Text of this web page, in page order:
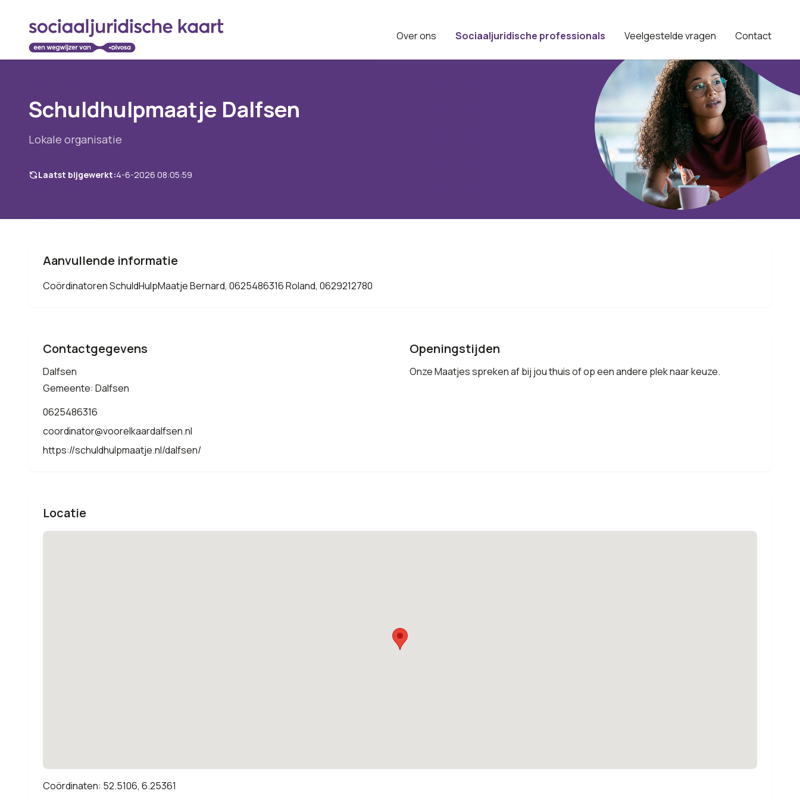
Over ons Sociaaljuridische professionals Veelgestelde vragen Contact
Schuldhulpmaatje Dalfsen
Lokale organisatie
Laatst bijgewerkt:4-6-2026 08:05:59
Aanvullende informatie
Coördinatoren SchuldHulpMaatje Bernard, 0625486316 Roland, 0629212780
Contactgegevens
Dalfsen
Gemeente: Dalfsen
0625486316
coordinator@voorelkaardalfsen.nl
https://schuldhulpmaatje.nl/dalfsen/
Openingstijden
Onze Maatjes spreken af bij jou thuis of op een andere plek naar keuze.
Locatie
Coördinaten: 52.5106, 6.25361